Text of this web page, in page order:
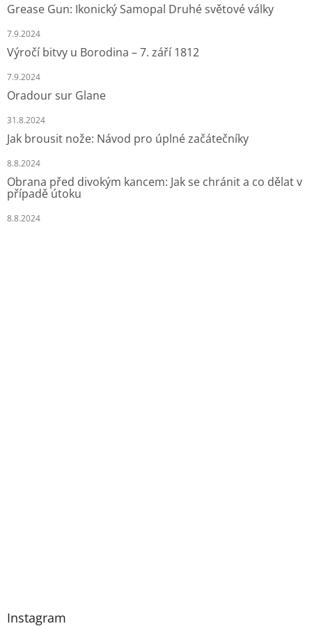
Grease Gun: Ikonický Samopal Druhé světové války
7.9.2024
Výročí bitvy u Borodina – 7. září 1812
7.9.2024
Oradour sur Glane
31.8.2024
Jak brousit nože: Návod pro úplné začátečníky
8.8.2024
Obrana před divokým kancem: Jak se chránit a co dělat v
případě útoku
8.8.2024
Instagram